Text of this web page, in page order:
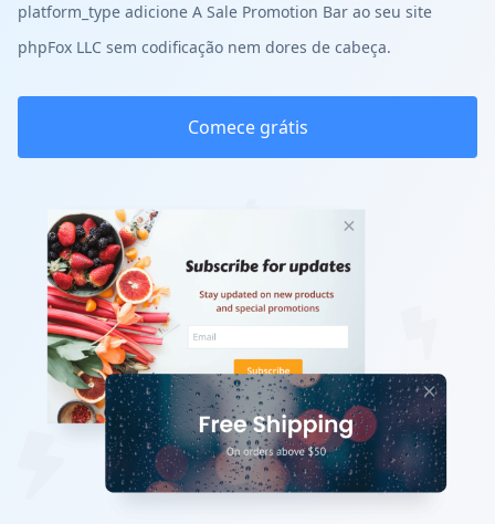
platform_type adicione A Sale Promotion Bar ao seu site
phpFox LLC sem codificação nem dores de cabeça.
Comece grátis